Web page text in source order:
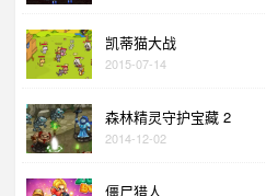
凯蒂猫大战
2015-07-14
森林精灵守护宝藏 2
2014-12-02
僵尸猎人